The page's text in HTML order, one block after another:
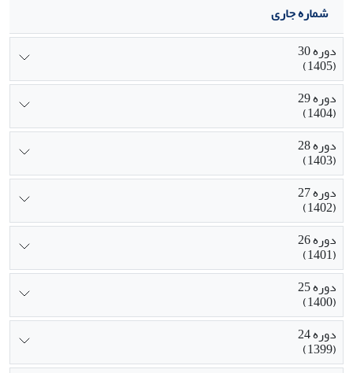
شماره جاری
دوره 30
(1405)
دوره 29
(1404)
دوره 28
(1403)
دوره 27
(1402)
دوره 26
(1401)
دوره 25
(1400)
دوره 24
(1399)